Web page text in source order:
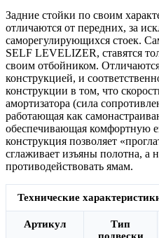
Задние стойки по своим
отличаются от передних, за
саморегулирующихся стоек.
SELF LEVELIZER, ставятся
своим отбойником.
конструкцией, и
конструкции в том, что
амортизатора (сила
работающая как
обеспечивающая комфортную
конструкция позволяет
сглаживает изъяны полотна, а
противодействовать ямам.
Технические
Артикул
Тип
подвески